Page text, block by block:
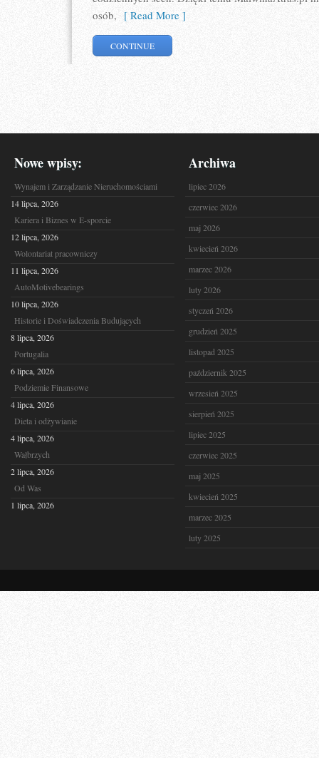
osób, [ Read More ]
CONTINUE
Nowe wpisy:
Wynajem i Zarządzanie Nieruchomościami
14 lipca, 2026
Kariera i Biznes w E-sporcie
12 lipca, 2026
Wolontariat pracowniczy
11 lipca, 2026
AutoMotivebearings
10 lipca, 2026
Historie i Doświadczenia Budujących
8 lipca, 2026
Portugalia
6 lipca, 2026
Podziemie Finansowe
4 lipca, 2026
Dieta i odżywianie
4 lipca, 2026
Wałbrzych
2 lipca, 2026
Od Was
1 lipca, 2026
Archiwa
lipiec 2026
czerwiec 2026
maj 2026
kwiecień 2026
marzec 2026
luty 2026
styczeń 2026
grudzień 2025
listopad 2025
październik 2025
wrzesień 2025
sierpień 2025
lipiec 2025
czerwiec 2025
maj 2025
kwiecień 2025
marzec 2025
luty 2025